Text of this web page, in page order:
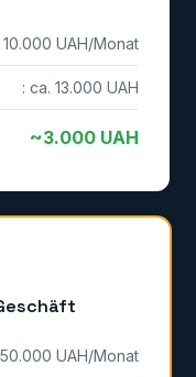
10.000 UAH/Monat
: ca. 13.000 UAH
~3.000 UAH
UAH/Monat